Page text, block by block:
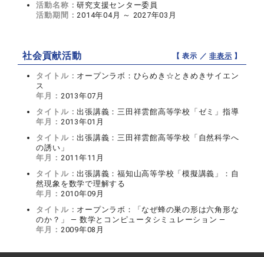
活動名称：研究支援センター委員
活動期間：2014年04月 ～ 2027年03月
社会貢献活動 【 表示 ／非表示 】
タイトル： オープンラボ：ひらめき☆ときめきサイエン
ス
年月： 2013年07月
タイトル：出張講義：三田祥雲館高等学校「ゼミ」指導
年月： 2013年01月
タイトル：出張講義：三田祥雲館高等学校「自然科学へ
の誘い」
年月： 2011年11月
タイトル：出張講義：福知山高等学校「模擬講義」：自
然現象を数学で理解する
年月： 2010年09月
タイトル： オープンラボ：「なぜ蜂の巣の形は六角形な
のか？」 ― 数学とコンピュータシミュレーション ―
年月： 2009年08月